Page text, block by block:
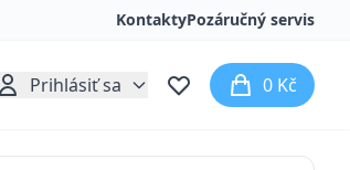
KontaktyPozáručný servis
Prihlásiť sa 0 Kč